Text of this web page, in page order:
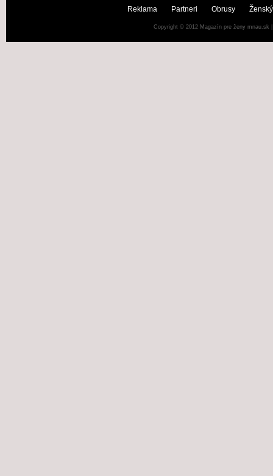
Reklama Partneri Obrusy
Copyright © 2012 Magazín pre ženy mnau.sk